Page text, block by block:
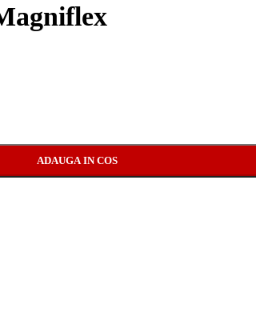
ADAUGA IN COS